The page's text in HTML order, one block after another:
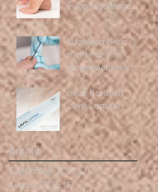
Fußpflege lange
schön ?
Nagelkorrektur -
nicht nur für
eingewachsene
Nägel
neue Kreation
Lavyl Lumina
Archiv
September 2025 (2) 2 Beiträge
August 2025 (1)1 Beitrag